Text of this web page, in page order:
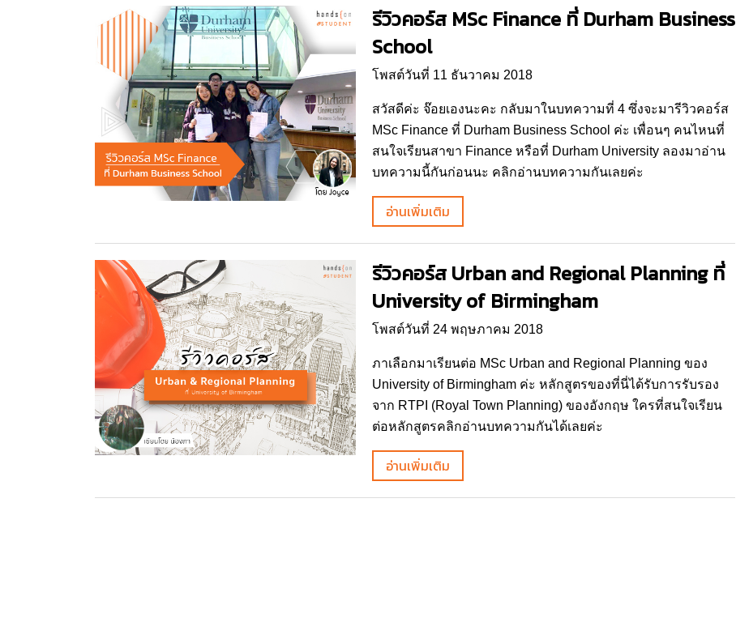
รีวิวคอร์ส MSc Finance ที่ Durham Business
School
โพสต์วันที่ 11 ธันวาคม 2018
สวัสดีค่ะ จ๊อยเองนะคะ กลับมาในบทความที่ 4 ซึ่งจะมารีวิวคอร์ส
MSc Finance ที่ Durham Business School ค่ะ เพื่อนๆ คนไหนที่
สนใจเรียนสาขา Finance หรือที่ Durham University ลองมาอ่าน
บทความนี้กันก่อนนะ คลิกอ่านบทความกันเลยค่ะ
อ่านเพิ่มเติม
รีวิวคอร์ส Urban and Regional Planning ที่
University of Birmingham
โพสต์วันที่ 24 พฤษภาคม 2018
ภาเลือกมาเรียนต่อ MSc Urban and Regional Planning ของ
University of Birmingham ค่ะ หลักสูตรของที่นี่ได้รับการรับรอง
จาก RTPI (Royal Town Planning) ของอังกฤษ ใครที่สนใจเรียน
ต่อหลักสูตรคลิกอ่านบทความกันได้เลยค่ะ
อ่านเพิ่มเติม